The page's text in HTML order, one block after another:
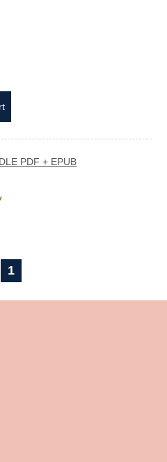
PDF + EPUB
1